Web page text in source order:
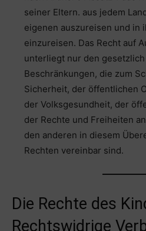
seiner Eltern. aus jedem
eigenen auszureisen und in
einzureisen. Das Recht auf
unterliegt nur den
Beschränkungen, die zum
Sicherheit, der öffentlichen
der Volksgesundheit, der
der Rechte und Freiheiten
den anderen in diesem
Rechten vereinbar sind.
Die Rechte des
Rechtswidrige